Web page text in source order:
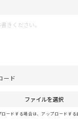
ード
ファイルを選択
ードする場合は、アップロードする